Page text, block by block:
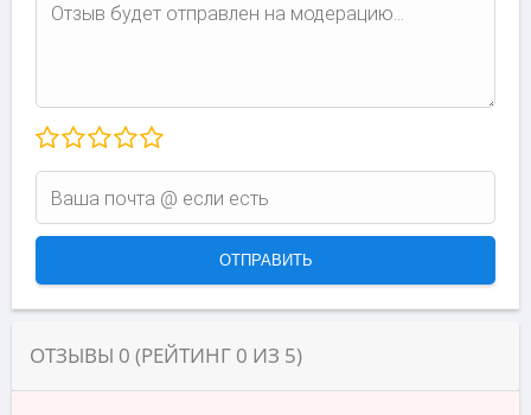
ОТЗЫВЫ 0 (РЕЙТИНГ 0 ИЗ 5)